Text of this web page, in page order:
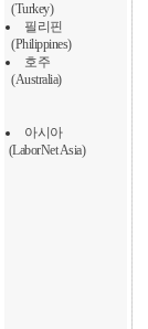
(Turkey)
필리핀
(Philippines)
호주
(Australia)
아시아
(LaborNet Asia)